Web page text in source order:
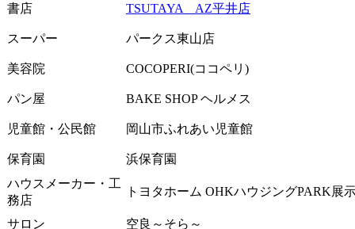
書店 TSUTAYA AZ平井店
スーパー パークス東山店
美容院 COCOPERI(ココペリ)
パン屋 BAKE SHOP ヘルメス
児童館・公民館 岡山市ふれあい児童館
保育園
浜保育園
ハウスメーカー・工
務店
トヨタホーム OHKハウジングPARK展
サロン 空良～そら～